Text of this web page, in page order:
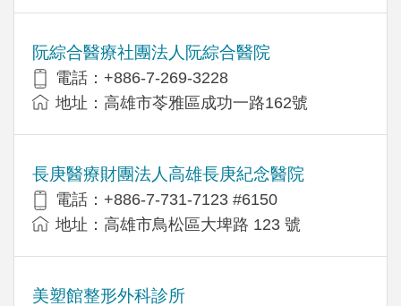
阮綜合醫療社團法人阮綜合醫院
電話：+886-7-269-3228
地址：高雄市苓雅區成功一路162號
長庚醫療財團法人高雄長庚紀念醫院
電話：+886-7-731-7123 #6150
地址：高雄市鳥松區大埤路 123 號
美塑館整形外科診所